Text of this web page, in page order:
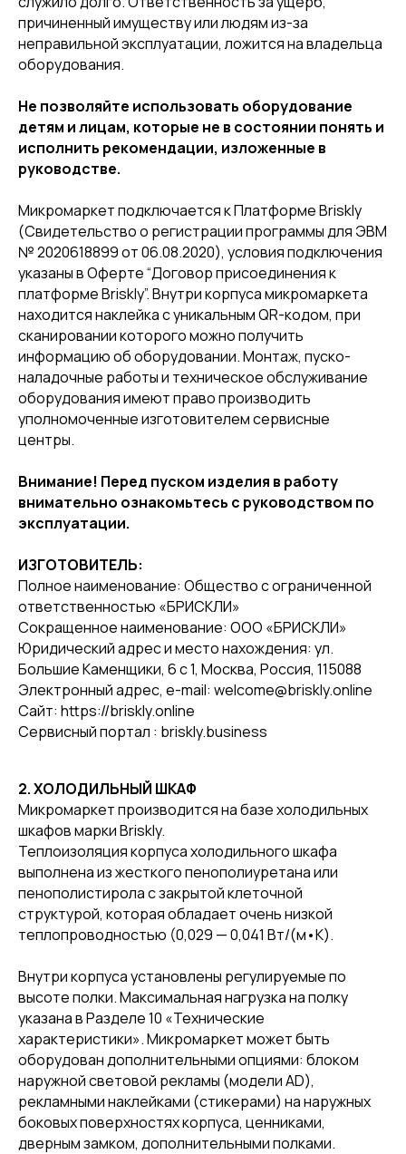
причиненный имуществу или людям из-за
неправильной эксплуатации, ложится на владельца
оборудования.
Не позволяйте использовать оборудование
детям и лицам, которые не в состоянии понять и
исполнить рекомендации, изложенные в
руководстве.
Микромаркет подключается к Платформе Briskly
(Свидетельство о регистрации программы для ЭВМ
№ 2020618899 от 06.08.2020), условия подключения
указаны в Оферте “Договор присоединения к
платформе Briskly”. Внутри корпуса микромаркета
находится наклейка с уникальным QR-кодом, при
сканировании которого можно получить
информацию об оборудовании. Монтаж, пуско-
наладочные работы и техническое обслуживание
оборудования имеют право производить
уполномоченные изготовителем сервисные
центры.
Внимание! Перед пуском изделия в работу
внимательно ознакомьтесь с руководством по
эксплуатации.
ИЗГОТОВИТЕЛЬ:
Полное наименование: Общество с ограниченной
ответственностью «БРИСКЛИ»
Сокращенное наименование: ООО «БРИСКЛИ»
Юридический адрес и место нахождения: ул.
Большие Каменщики, 6 с 1, Москва, Россия, 115088
Электронный адрес, e-mail: welcome@briskly.online
Сайт: https://briskly.online
Сервисный портал : briskly.business
2. ХОЛОДИЛЬНЫЙ ШКАФ
Микромаркет производится на базе холодильных
шкафов марки Briskly.
Теплоизоляция корпуса холодильного шкафа
выполнена из жесткого пенополиуретана или
пенополистирола с закрытой клеточной
структурой, которая обладает очень низкой
теплопроводностью (0,029 — 0,041 Вт/(м•K).
Внутри корпуса установлены регулируемые по
высоте полки. Максимальная нагрузка на полку
указана в Разделе 10 «Технические
характеристики». Микромаркет может быть
оборудован дополнительными опциями: блоком
наружной световой рекламы (модели AD),
рекламными наклейками (стикерами) на наружных
боковых поверхностях корпуса, ценниками,
дверным замком, дополнительными полками.